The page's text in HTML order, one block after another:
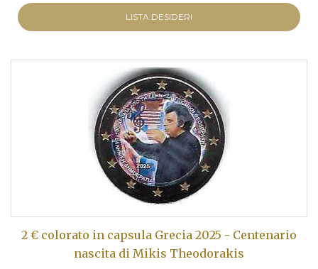
LISTA DESIDERI
2 € colorato in capsula Grecia 2025 - Centenario
nascita di Mikis Theodorakis